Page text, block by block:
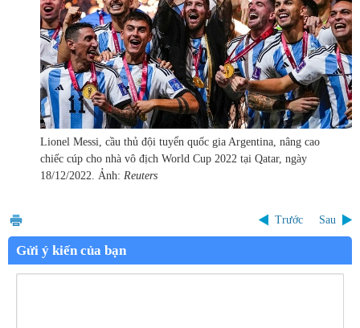
Lionel Messi, cầu thủ đội tuyển quốc gia Argentina, nâng cao
chiếc cúp cho nhà vô địch World Cup 2022 tại Qatar, ngày
18/12/2022. Ảnh: Reuters
Trước Sau
Gửi ý kiến của bạn